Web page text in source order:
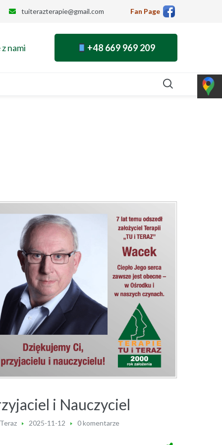
tuiterazterapie@gmail.com Fan Page
nami +48 669 969 209
i Nauczyciel
2025-11-12 0 komentarze